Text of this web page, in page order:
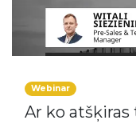
Webinar
Ar ko